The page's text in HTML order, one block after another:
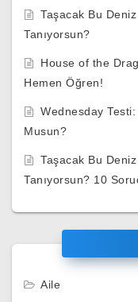
Taşacak Bu
Tanıyorsun?
House of the
Hemen Öğren!
Wednesday
Musun?
Taşacak Bu
Tanıyorsun? 10
Aile